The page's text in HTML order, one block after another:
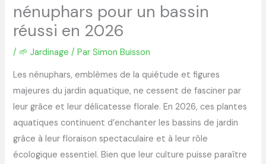
nénuphars pour un bassin
réussi en 2026
/ 🌱 Jardinage / ParSimon Buisson
Les nénuphars, emblèmes de la quiétude et figures
majeures du jardin aquatique, ne cessent de fasciner par
leur grâce et leur délicatesse florale. En 2026, ces plantes
aquatiques continuent d’enchanter les bassins de jardin
grâce à leur floraison spectaculaire et à leur rôle
écologique essentiel. Bien que leur culture puisse paraître